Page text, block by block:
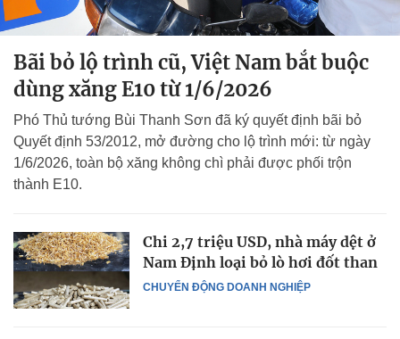
Bãi bỏ lộ trình cũ, Việt Nam bắt buộc
dùng xăng E10 từ 1/6/2026
Phó Thủ tướng Bùi Thanh Sơn đã ký quyết định bãi bỏ
Quyết định 53/2012, mở đường cho lộ trình mới: từ ngày
1/6/2026, toàn bộ xăng không chì phải được phối trộn
thành E10.
CHUYỂN ĐỘNG DOANH NGHIỆP
Chi 2,7 triệu USD, nhà máy dệt ở
Nam Định loại bỏ lò hơi đốt than